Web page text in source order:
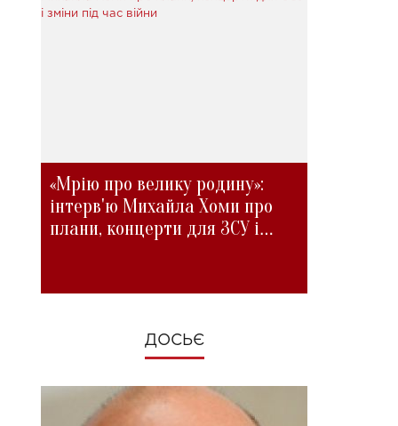
«Мрію про велику родину»:
інтерв'ю Михайла Хоми про
плани, концерти для ЗСУ і
ДОСЬЄ